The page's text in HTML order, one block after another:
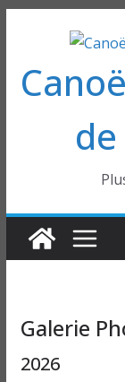
contenu
Galerie
2026